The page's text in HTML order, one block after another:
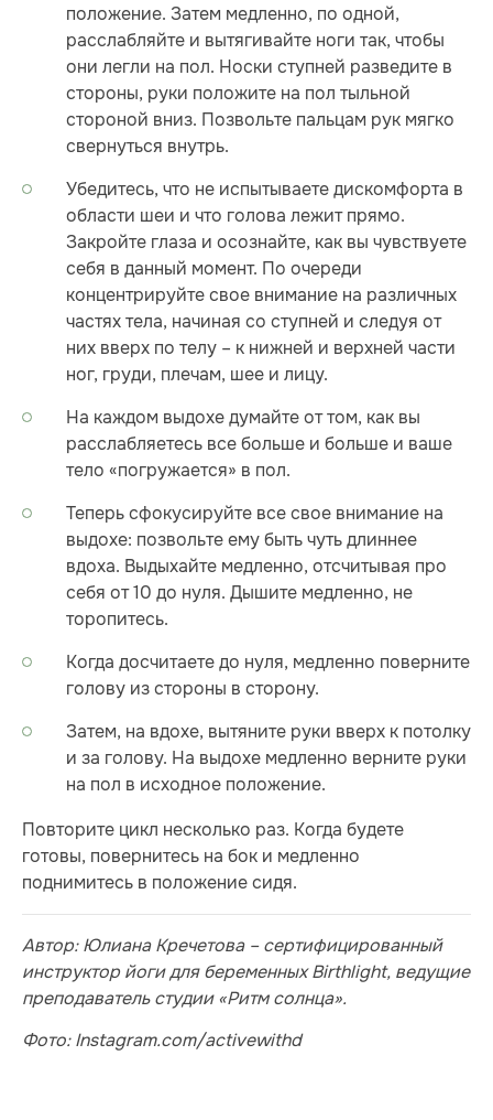
положение. Затем медленно, по одной,
расслабляйте и вытягивайте ноги так, чтобы
они легли на пол. Носки ступней разведите в
стороны, руки положите на пол тыльной
стороной вниз. Позвольте пальцам рук мягко
свернуться внутрь.
Убедитесь, что не испытываете дискомфорта в
области шеи и что голова лежит прямо.
Закройте глаза и осознайте, как вы чувствуете
себя в данный момент. По очереди
концентрируйте свое внимание на различных
частях тела, начиная со ступней и следуя от
них вверх по телу – к нижней и верхней части
ног, груди, плечам, шее и лицу.
На каждом выдохе думайте от том, как вы
расслабляетесь все больше и больше и ваше
тело «погружается» в пол.
Теперь сфокусируйте все свое внимание на
выдохе: позвольте ему быть чуть длиннее
вдоха. Выдыхайте медленно, отсчитывая про
себя от 10 до нуля. Дышите медленно, не
торопитесь.
Когда досчитаете до нуля, медленно поверните
голову из стороны в сторону.
Затем, на вдохе, вытяните руки вверх к потолку
и за голову. На выдохе медленно верните руки
на пол в исходное положение.
Повторите цикл несколько раз. Когда будете
готовы, повернитесь на бок и медленно
поднимитесь в положение сидя.
Автор: Юлиана Кречетова – сертифицированный
инструктор йоги для беременных Birthlight, ведущие
преподаватель студии «Ритм солнца».
Фото: Instagram.com/activewithd